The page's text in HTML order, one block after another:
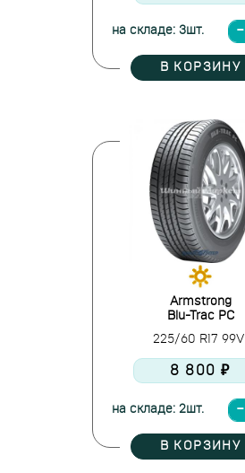
на складе: 3шт.
В КОРЗИНУ
Armstrong
Blu-Trac PC
225/60 R17 99V
8 800 ₽
на складе: 2шт.
В КОРЗИНУ